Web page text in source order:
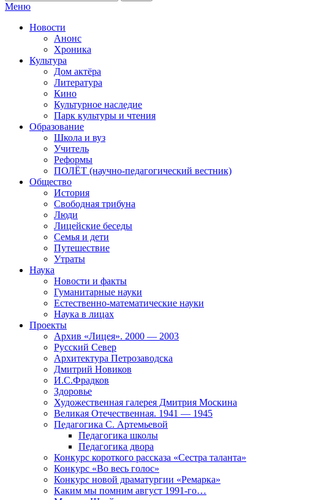
Меню
Новости
Анонс
Хроника
Культура
Дом актёра
Литература
Кино
Культурное наследие
Парк культуры и чтения
Образование
Школа и вуз
Учитель
Реформы
ПОЛЁТ (научно-педагогический вестник)
Общество
История
Свободная трибуна
Люди
Лицейские беседы
Семья и дети
Путешествие
Утраты
Наука
Новости и факты
Гуманитарные науки
Естественно-математические науки
Наука в лицах
Проекты
Архив «Лицея». 2000 — 2003
Русский Север
Архитектура Петрозаводска
Дмитрий Новиков
И.С.Фрадков
Здоровье
Художественная галерея Дмитрия Москина
Великая Отечественная. 1941 — 1945
Педагогика С. Артемьевой
Педагогика школы
Педагогика двора
Конкурс короткого рассказа «Сестра таланта»
Конкурс «Во весь голос»
Конкурс новой драматургии «Ремарка»
Каким мы помним август 1991-го…